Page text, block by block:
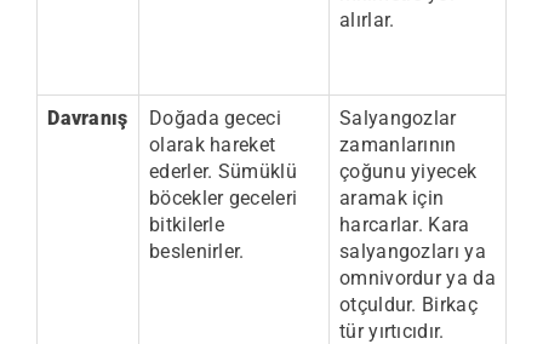
alırlar.
Davranış
Doğada gececi
olarak hareket
ederler. Sümüklü
böcekler geceleri
bitkilerle
beslenirler.
Salyangozlar
zamanlarının
çoğunu yiyecek
aramak için
harcarlar. Kara
salyangozları ya
omnivordur ya da
otçuldur. Birkaç
tür yırtıcıdır.